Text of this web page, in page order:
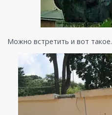
Можно встретить и вот такое.